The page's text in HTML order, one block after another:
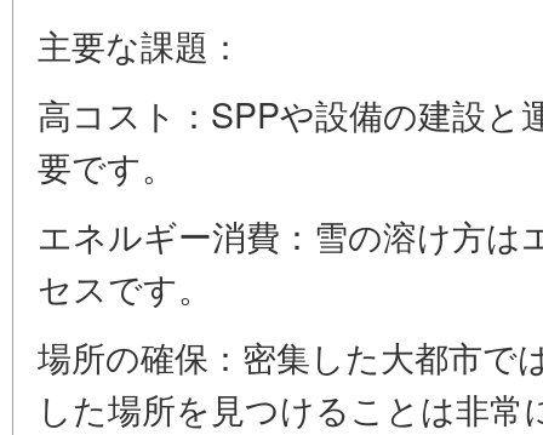
主要な課題：
高コスト：SPPや設備の建設と
要です。
エネルギー消費：雪の溶け方は
セスです。
場所の確保：密集した大都市で
した場所を見つけることは非常